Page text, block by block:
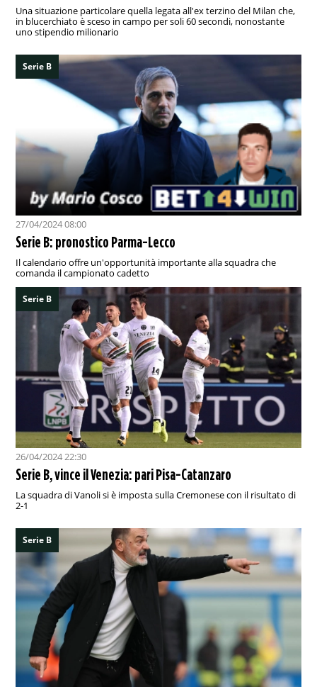
Una situazione particolare quella legata all'ex terzino del Milan che,
in blucerchiato è sceso in campo per soli 60 secondi, nonostante
uno stipendio milionario
Serie B
27/04/2024 08:00
Serie B: pronostico Parma-Lecco
Il calendario offre un'opportunità importante alla squadra che
comanda il campionato cadetto
Serie B
26/04/2024 22:30
Serie B, vince il Venezia: pari Pisa-Catanzaro
La squadra di Vanoli si è imposta sulla Cremonese con il risultato di
2-1
Serie B